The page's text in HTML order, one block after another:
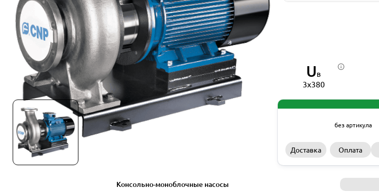
U В
3x380
без артикула
Доставка Оплата
Консольно-моноблочные насосы